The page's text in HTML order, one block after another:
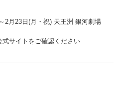
2月23日(月・祝) 天王洲 銀河劇場
サイトをご確認ください